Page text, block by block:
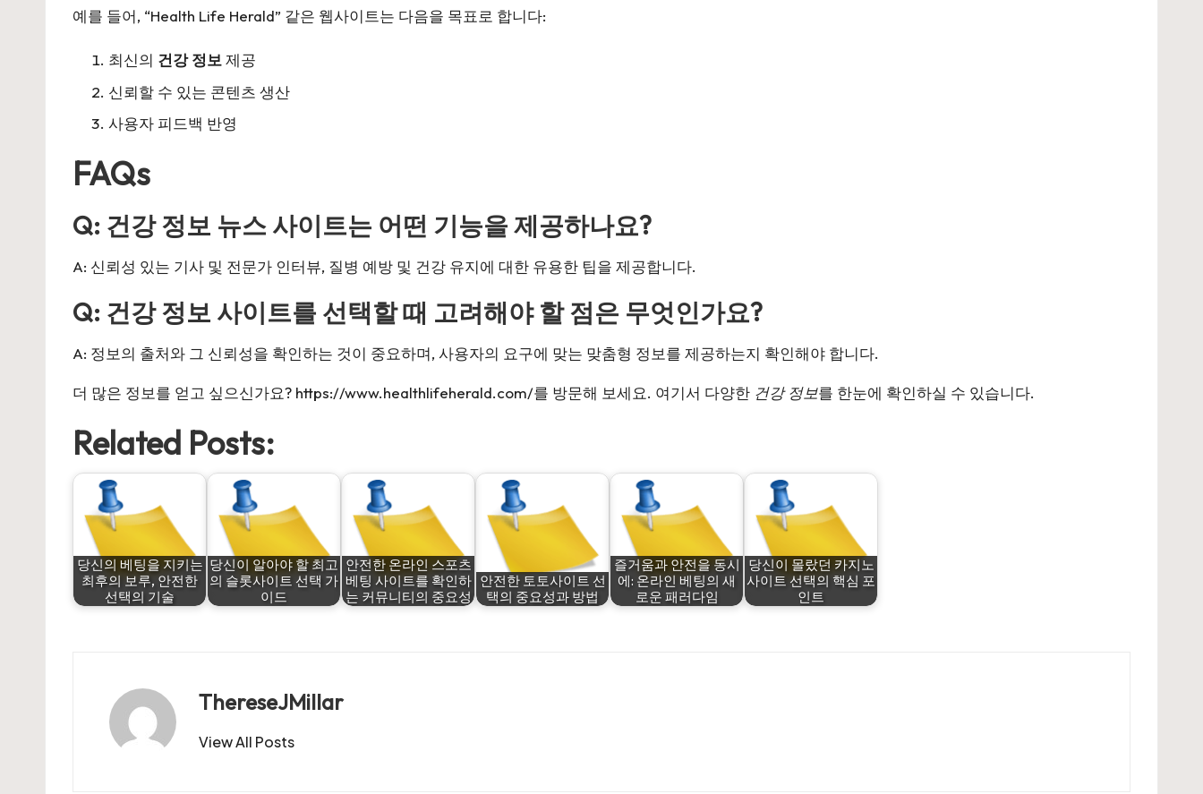
예를 들어, “Health Life Herald” 같은 웹사이트는 다음을 목표로 합니다:
최신의 건강 정보 제공
신뢰할 수 있는 콘텐츠 생산
사용자 피드백 반영
FAQs
Q: 건강 정보 뉴스 사이트는 어떤 기능을 제공하나요?
A: 신뢰성 있는 기사 및 전문가 인터뷰, 질병 예방 및 건강 유지에 대한 유용한 팁을 제공합니다.
Q: 건강 정보 사이트를 선택할 때 고려해야 할 점은 무엇인가요?
A: 정보의 출처와 그 신뢰성을 확인하는 것이 중요하며, 사용자의 요구에 맞는 맞춤형 정보를 제공하는지 확인해야 합니다.
더 많은 정보를 얻고 싶으신가요? https://www.healthlifeherald.com/를 방문해 보세요. 여기서 다양한 건강 정보를 한눈에 확인하실 수 있습니다.
Related Posts:
당신의 베팅을 지키는
최후의 보루, 안전한
선택의 기술
당신이 알아야 할 최고
의 슬롯사이트 선택 가
이드
안전한 온라인 스포츠
베팅 사이트를 확인하
는 커뮤니티의 중요성
안전한 토토사이트 선
택의 중요성과 방법
즐거움과 안전을 동시
에: 온라인 베팅의 새
로운 패러다임
당신이 몰랐던 카지노
사이트 선택의 핵심 포
인트
ThereseJMillar
View All Posts